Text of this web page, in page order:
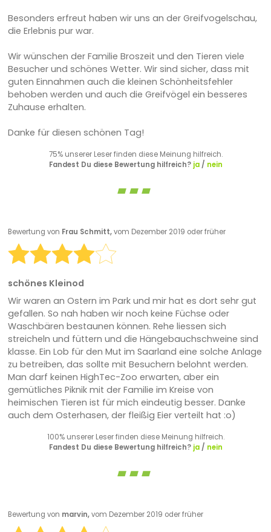
Besonders erfreut haben wir uns an der Greifvogelschau,
die Erlebnis pur war.
Wir wünschen der Familie Broszeit und den Tieren viele
Besucher und schönes Wetter. Wir sind sicher, dass mit
guten Einnahmen auch die kleinen Schönheitsfehler
behoben werden und auch die Greifvögel ein besseres
Zuhause erhalten.
Danke für diesen schönen Tag!
75% unserer Leser finden diese Meinung hilfreich.
Fandest Du diese Bewertung hilfreich? ja/ nein
Bewertung von Frau Schmitt,vom Dezember 2019 oder früher
schönes Kleinod
Wir waren an Ostern im Park und mir hat es dort sehr gut
gefallen. So nah haben wir noch keine Füchse oder
Waschbären bestaunen können. Rehe liessen sich
streicheln und füttern und die Hängebauchschweine sind
klasse. Ein Lob für den Mut im Saarland eine solche Anlage
zu betreiben, das sollte mit Besuchern belohnt werden.
Man darf keinen HighTec-Zoo erwarten, aber ein
gemütliches Piknik mit der Familie im Kreise von
heimischen Tieren ist für mich eindeutig besser. Danke
auch dem Osterhasen, der fleißig Eier verteilt hat :o)
100% unserer Leser finden diese Meinung hilfreich.
Fandest Du diese Bewertung hilfreich? ja/ nein
Bewertung von marvin,vom Dezember 2019 oder früher